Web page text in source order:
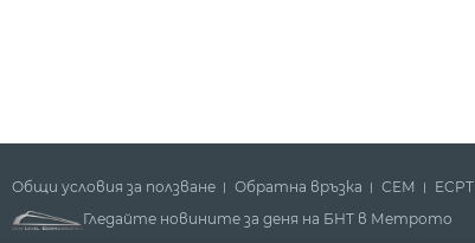
Общи условия за ползване Обратна връзка СЕМ ECPT
Гледайте новините за деня на БНТ в Метрото